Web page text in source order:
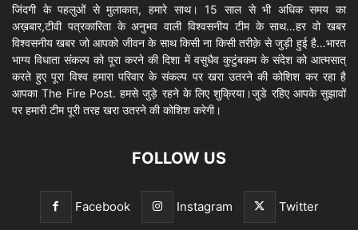
जिंदगी के पहलुओं से मुलाकात, हमारे साथ। 15 साल से भी अधिक समय का
अख़बार,टीवी पत्रकारिता के अनुभव वाली विश्वसनीय टीम के साथ…हर वो खबर
विश्वसनीय खबर जो आपको जीवन के साथ किसी ना किसी तरीक़े से जुड़ी हुई है…भारत
भाग्य विधाता संकल्प को पूरा करने की दिशा में वसुधैव कुटुंबकम के संदेश को आत्मसात्
करते हुए पूरा विश्व हमारा परिवार के संकल्प पर खरा उतरने की कोशिश कर रहा है
आपका The Fire Post. हमसे जुड़े रहने के लिए शुक्रिया।जुडे रहिए आपके सुझावों
पर हमारी टीम पूरी तरह खरा उतरने की कोशिश करेगी।
FOLLOW US
Facebook Instagram Twitter